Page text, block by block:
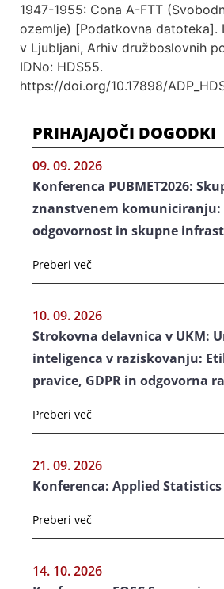
1947-1955: Cona A-FTT
ozemlje) [Podatkovna datoteka].
v Ljubljani, Arhiv družboslovnih
IDNo: HDS55.
https://doi.org/10.17898/
PRIHAJAJOČI DOGODKI
09. 09. 2026
Konferenca PUBMET2026:
znanstvenem
odgovornost in skupne
Preberi več
10. 09. 2026
Strokovna delavnica v UKM:
inteligenca v raziskovanju:
pravice, GDPR in odgovorna
Preberi več
21. 09. 2026
Konferenca: Applied Statistics
Preberi več
14. 10. 2026